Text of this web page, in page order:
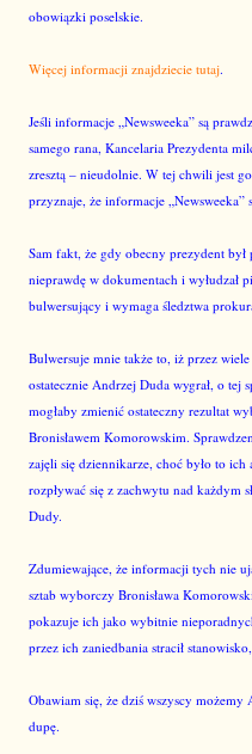
obowiązki poselskie.
Więcej informacji znajdziecie tutaj.
Jeśli informacje „Newsweeka” są
samego rana, Kancelaria Prezydenta
zresztą – nieudolnie. W tej chwili jest
przyznaje, że informacje „Newsweeka”
Sam fakt, że gdy obecny prezydent był
nieprawdę w dokumentach i wyłudzał
bulwersujący i wymaga śledztwa
Bulwersuje mnie także to, iż przez
ostatecznie Andrzej Duda wygrał, o tej
mogłaby zmienić ostateczny rezultat
Bronisławem Komorowskim.
zajęli się dziennikarze, choć było to
rozpływać się z zachwytu nad każdym
Dudy.
Zdumiewające, że informacji tych nie
sztab wyborczy Bronisława
pokazuje ich jako wybitnie
przez ich zaniedbania stracił
Obawiam się, że dziś wszyscy
dupę.